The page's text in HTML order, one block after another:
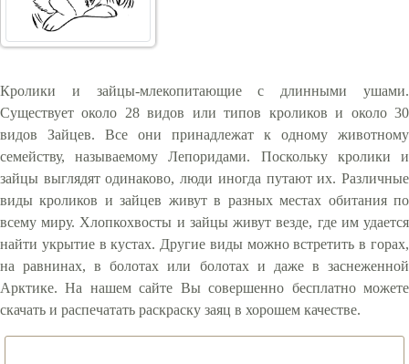
Кролики и зайцы-млекопитающие с длинными ушами.
Существует около 28 видов или типов кроликов и около 30
видов Зайцев. Все они принадлежат к одному животному
семейству, называемому Лепоридами. Поскольку кролики и
зайцы выглядят одинаково, люди иногда путают их. Различные
виды кроликов и зайцев живут в разных местах обитания по
всему миру. Хлопкохвосты и зайцы живут везде, где им удается
найти укрытие в кустах. Другие виды можно встретить в горах,
на равнинах, в болотах или болотах и даже в заснеженной
Арктике. На нашем сайте Вы совершенно бесплатно можете
скачать и распечатать раскраску заяц в хорошем качестве.